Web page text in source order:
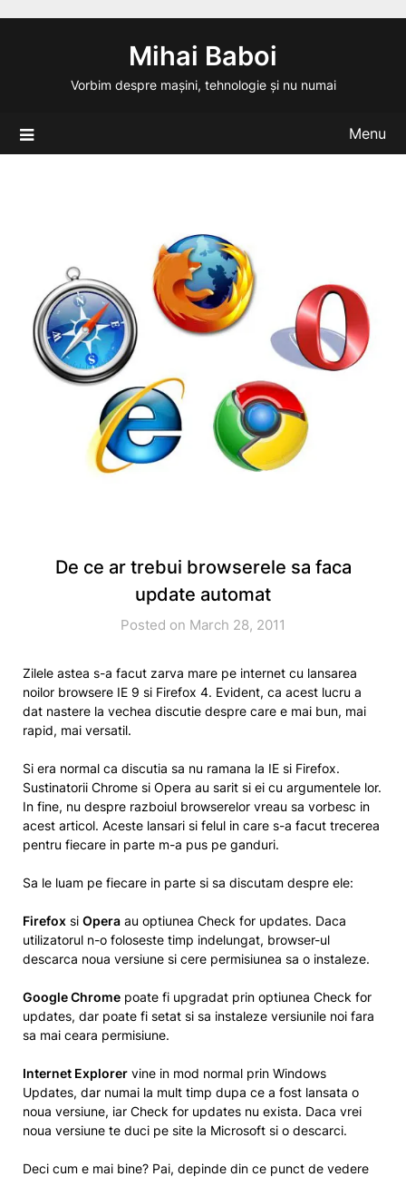
Mihai Baboi
Vorbim despre mașini, tehnologie și nu numai
Menu
De ce ar trebui browserele sa faca
update automat
Posted on March 28, 2011
Zilele astea s-a facut zarva mare pe internet cu lansarea
noilor browsere IE 9 si Firefox 4. Evident, ca acest lucru a
dat nastere la vechea discutie despre care e mai bun, mai
rapid, mai versatil.
Si era normal ca discutia sa nu ramana la IE si Firefox.
Sustinatorii Chrome si Opera au sarit si ei cu argumentele lor.
In fine, nu despre razboiul browserelor vreau sa vorbesc in
acest articol. Aceste lansari si felul in care s-a facut trecerea
pentru fiecare in parte m-a pus pe ganduri.
Sa le luam pe fiecare in parte si sa discutam despre ele:
Firefox si Opera au optiunea Check for updates. Daca
utilizatorul n-o foloseste timp indelungat, browser-ul
descarca noua versiune si cere permisiunea sa o instaleze.
Google Chrome poate fi upgradat prin optiunea Check for
updates, dar poate fi setat si sa instaleze versiunile noi fara
sa mai ceara permisiune.
Internet Explorer vine in mod normal prin Windows
Updates, dar numai la mult timp dupa ce a fost lansata o
noua versiune, iar Check for updates nu exista. Daca vrei
noua versiune te duci pe site la Microsoft si o descarci.
Deci cum e mai bine? Pai, depinde din ce punct de vedere